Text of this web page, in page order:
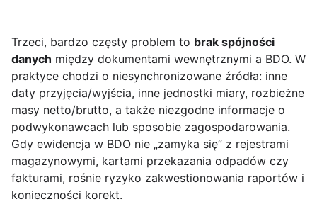
Trzeci, bardzo częsty problem to brak spójności
danych między dokumentami wewnętrznymi a BDO. W
praktyce chodzi o niesynchronizowane źródła: inne
daty przyjęcia/wyjścia, inne jednostki miary, rozbieżne
masy netto/brutto, a także niezgodne informacje o
podwykonawcach lub sposobie zagospodarowania.
Gdy ewidencja w BDO nie „zamyka się” z rejestrami
magazynowymi, kartami przekazania odpadów czy
fakturami, rośnie ryzyko zakwestionowania raportów i
konieczności korekt.